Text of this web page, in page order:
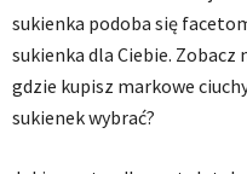
sukienka podoba się
sukienka dla Ciebie.
gdzie kupisz markowe
sukienek wybrać?